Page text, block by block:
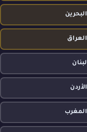
البحرين
العراق
لبنان
الأردن
المغرب